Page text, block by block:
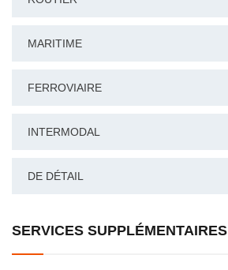
MARITIME
FERROVIAIRE
INTERMODAL
DE DÉTAIL
SERVICES SUPPLÉMENTAIRES